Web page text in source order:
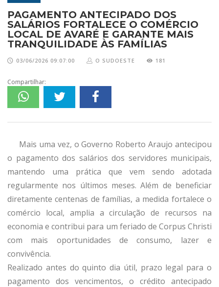
PAGAMENTO ANTECIPADO DOS
SALÁRIOS FORTALECE O COMÉRCIO
LOCAL DE AVARÉ E GARANTE MAIS
TRANQUILIDADE ÀS FAMÍLIAS
03/06/2026 09:07:00 O SUDOESTE 181
Compartilhar:
Mais uma vez, o Governo Roberto Araujo antecipou
o pagamento dos salários dos servidores municipais,
mantendo uma prática que vem sendo adotada
regularmente nos últimos meses. Além de beneficiar
diretamente centenas de famílias, a medida fortalece o
comércio local, amplia a circulação de recursos na
economia e contribui para um feriado de Corpus Christi
com mais oportunidades de consumo, lazer e
convivência.
Realizado antes do quinto dia útil, prazo legal para o
pagamento dos vencimentos, o crédito antecipado